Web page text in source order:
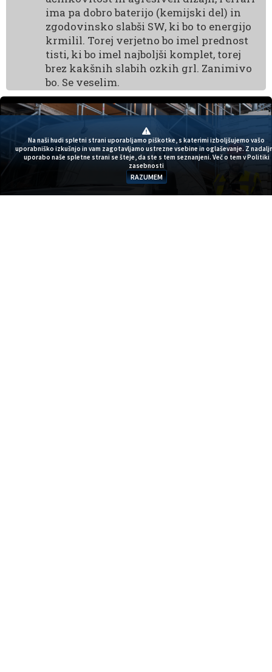
Na naši hudi spletni strani uporabljamo piškotke, s katerimi izboljšujemo vašo
uporabniško izkušnjo in vam zagotavljamo ustrezne vsebine in oglaševanje. Z
uporabo naše spletne strani se šteje, da ste s tem seznanjeni. Več o tem vPolitiki
zasebnosti
RAZUMEM
ima pa dobro baterijo (kemijski del) in
zgodovinsko slabši SW, ki bo to energijo
krmilil. Torej verjetno bo imel prednost
tisti, ki bo imel najboljši komplet, torej
brez kakšnih slabih ozkih grl. Zanimivo
bo. Se veselim.